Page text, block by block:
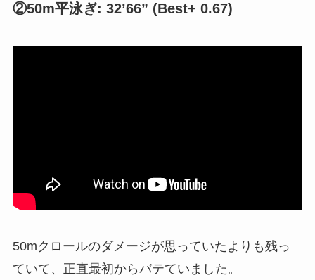
②50m平泳ぎ: 32’66” (Best+ 0.67)
50mクロールのダメージが思っていたよりも残っ
ていて、正直最初からバテていました。